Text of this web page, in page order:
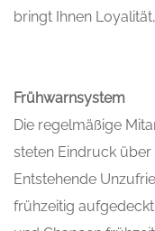
bringt Ihnen
Frühwarnsystem
Die regelmäßige
steten Eindruck über
Entstehende
frühzeitig